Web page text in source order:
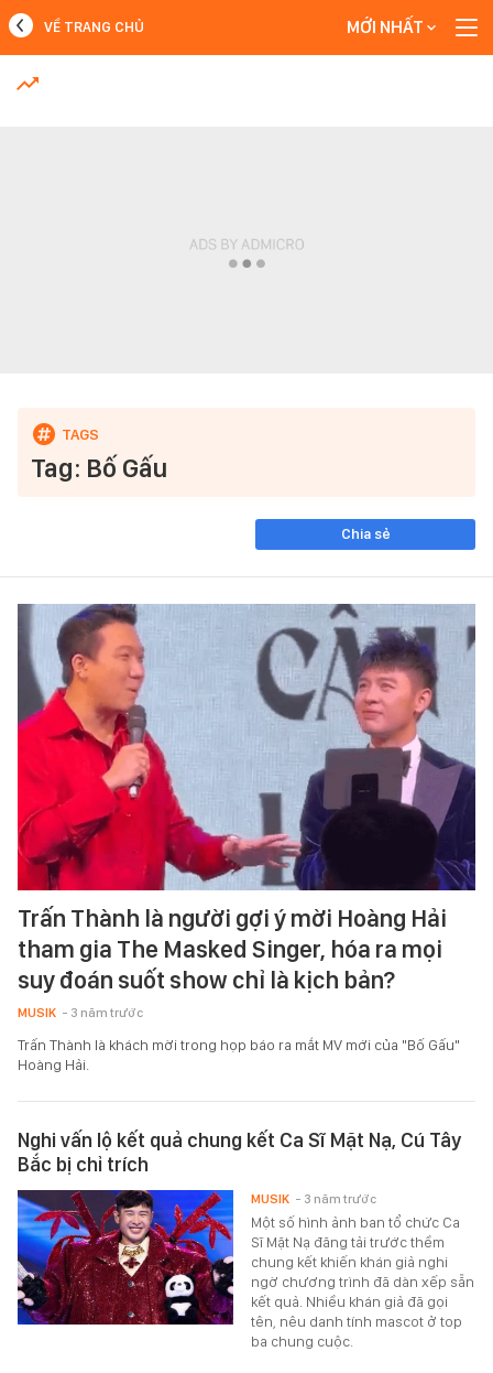
MỚI NHẤT
VỀ TRANG CHỦ MỚI NHẤT
Tag: Bố Gấu
Chia sẻ
Trấn Thành là người gợi ý mời Hoàng Hải
tham gia The Masked Singer, hóa ra mọi
suy đoán suốt show chỉ là kịch bản?
MUSIK - 3 năm trước
Trấn Thành là khách mời trong họp báo ra mắt MV mới của "Bố Gấu"
Hoàng Hải.
Nghi vấn lộ kết quả chung kết Ca Sĩ Mặt Nạ, Cú Tây
Bắc bị chỉ trích
Một số hình ảnh ban tổ chức Ca
Sĩ Mặt Nạ đăng tải trước thềm
chung kết khiến khán giả nghi
ngờ chương trình đã dàn xếp sẵn
kết quả. Nhiều khán giả đã gọi
tên, nêu danh tính mascot ở top
ba chung cuộc.
MUSIK - 3 năm trước